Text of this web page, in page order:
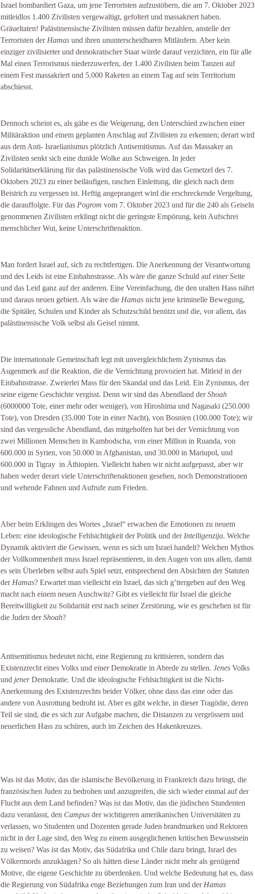
Israel bombardiert Gaza, um jene Terroristen aufzustöbern, die am 7. Oktober 2023
mitleidlos 1.400 Zivilisten vergewaltigt, gefoltert und massakriert haben.
Gräueltaten! Palästinensische Zivilisten müssen dafür bezahlen, anstelle der
Terroristen der Hamas und ihren ununterscheidbaren Mitläufern. Aber kein
einziger zivilisierter und demokratischer Staat würde darauf verzichten, ein für alle
Mal einen Terrorismus niederzuwerfen, der 1.400 Zivilisten beim Tanzen auf
einem Fest massakriert und 5.000 Raketen an einem Tag auf sein Territorium
abschiesst.
Dennoch scheint es, als gäbe es die Weigerung, den Unterschied zwischen einer
Militäraktion und einem geplanten Anschlag auf Zivilisten zu erkennen; derart wird
aus dem Anti- Israelianismus plötzlich Antisemitismus. Auf das Massaker an
Zivilisten senkt sich eine dunkle Wolke aus Schweigen. In jeder
Solidaritätserklärung für das palästinensische Volk wird das Gemetzel des 7.
Oktobers 2023 zu einer beiläufigen, raschen Einleitung, die gleich nach dem
Beistrich zu vergessen ist. Heftig angeprangert wird die erschreckende Vergeltung,
die darauffolgte. Für das Pogrom vom 7. Oktober 2023 und für die 240 als Geiseln
genommenen Zivilisten erklingt nicht die geringste Empörung, kein Aufschrei
menschlicher Wut, keine Unterschriftenaktion.
Man fordert Israel auf, sich zu rechtfertigen. Die Anerkennung der Verantwortung
und des Leids ist eine Einbahnstrasse. Als wäre die ganze Schuld auf einer Seite
und das Leid ganz auf der anderen. Eine Vereinfachung, die den uralten Hass nährt
und daraus neuen gebiert. Als wäre die Hamas nicht jene kriminelle Bewegung,
die Spitäler, Schulen und Kinder als Schutzschild benützt und die, vor allem, das
palästinensische Volk selbst als Geisel nimmt.
Die internationale Gemeinschaft legt mit unvergleichlichem Zynismus das
Augenmerk auf die Reaktion, die die Vernichtung provoziert hat. Mitleid in der
Einbahnstrasse. Zweierlei Mass für den Skandal und das Leid. Ein Zynismus, der
seine eigene Geschichte vergisst. Denn wir sind das Abendland derShoah
(6000000 Tote, einer mehr oder weniger), von Hiroshima und Nagasaki (250.000
Tote), von Dresden (35.000 Tote in einer Nacht), von Bosnien (100.000 Tote); wir
sind das vergessliche Abendland, das mitgeholfen hat bei der Vernichtung von
zwei Millionen Menschen in Kambodscha, von einer Million in Ruanda, von
600.000 in Syrien, von 50.000 in Afghanistan, und 30.000 in Mariupol, und
600.000 in Tigray in Äthiopien. Vielleicht haben wir nicht aufgepasst, aber wir
haben weder derart viele Unterschriftenaktionen gesehen, noch Demonstrationen
und wehende Fahnen und Aufrufe zum Frieden.
Aber beim Erklingen des Wortes „Israel“ erwachen die Emotionen zu neuem
Leben: eine ideologische Fehlsichtigkeit der Politik und der Intelligenzija. Welche
Dynamik aktiviert die Gewissen, wenn es sich um Israel handelt? Welchen Mythos
der Vollkommenheit muss Israel repräsentieren, in den Augen von uns allen, damit
es sein Überleben selbst aufs Spiel setzt, entsprechend den Absichten der Statuten
der Hamas? Erwartet man vielleicht ein Israel, das sich g’ttergeben auf den Weg
macht nach einem neuen Auschwitz? Gibt es vielleicht für Israel die gleiche
Bereitwilligkeit zu Solidarität erst nach seiner Zerstörung, wie es geschehen ist für
die Juden derShoah?
Antisemitismus bedeutet nicht, eine Regierung zu kritisieren, sondern das
Existenzrecht eines Volks und einer Demokratie in Abrede zu stellen. Jenes Volks
und jenerDemokratie. Und die ideologische Fehlsichtigkeit ist die Nicht-
Anerkennung des Existenzrechts beider Völker, ohne dass das eine oder das
andere von Ausrottung bedroht ist. Aber es gibt welche, in dieser Tragödie, deren
Teil sie sind, die es sich zur Aufgabe machen, die Distanzen zu vergrössern und
neuerlichen Hass zu schüren, auch im Zeichen des Hakenkreuzes.
Was ist das Motiv, das die islamische Bevölkerung in Frankreich dazu bringt, die
französischen Juden zu bedrohen und anzugreifen, die sich wieder einmal auf der
Flucht aus dem Land befinden? Was ist das Motiv, das die jüdischen Stundenten
dazu veranlasst, den Campus der wichtigeren amerikanischen Universitäten zu
verlassen, wo Studenten und Dozenten gerade Juden brandmarken und Rektoren
nicht in der Lage sind, den Weg zu einem ausgeglichenen kritischen Bewusstsein
zu weisen? Was ist das Motiv, das Südafrika und Chile dazu bringt, Israel des
Völkermords anzuklagen? So als hätten diese Länder nicht mehr als genügend
Motive, die eigene Geschichte zu überdenken. Und welche Bedeutung hat es, dass
die Regierung von Südafrika enge Beziehungen zum Iran und der Hamas